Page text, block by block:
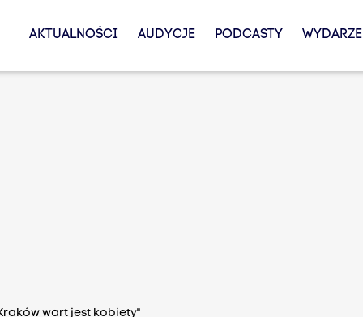
AKTUALNOŚCI AUDYCJE PODCASTY
wart jest kobiety"